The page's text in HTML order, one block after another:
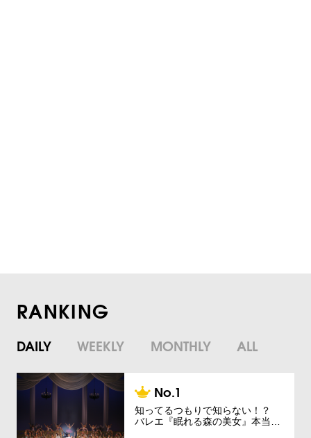
RANKING
DAILY WEEKLY MONTHLY ALL
知ってるつもりで知らない！？
バレエ『眠れる森の美女』本当…